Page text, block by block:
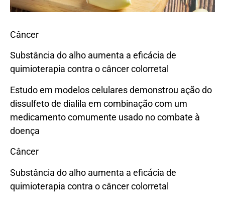
Câncer
Substância do alho aumenta a eficácia de
quimioterapia contra o câncer colorretal
Estudo em modelos celulares demonstrou ação do
dissulfeto de dialila em combinação com um
medicamento comumente usado no combate à
doença
Câncer
Substância do alho aumenta a eficácia de
quimioterapia contra o câncer colorretal